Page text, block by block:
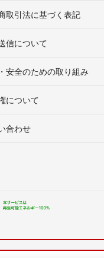
取引法に基づく表記
信について
安全のための取り組み
について
合わせ